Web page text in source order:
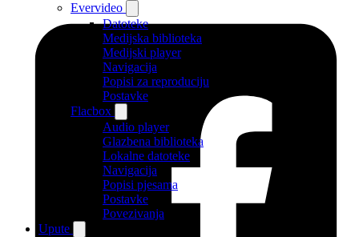
Evervideo
Datoteke
Medijska biblioteka
Medijski player
Navigacija
Popisi za reproduciju
Postavke
Flacbox
Audio player
Glazbena biblioteka
Lokalne datoteke
Navigacija
Popisi pjesama
Postavke
Povezivanja
Upute